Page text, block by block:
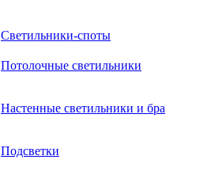
Светильники-споты
Потолочные светильники
Настенные светильники и бра
Подсветки